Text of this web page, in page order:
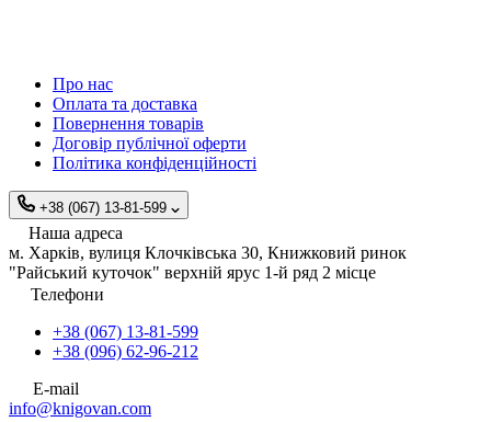
Про нас
Оплата та доставка
Повернення товарів
Договір публічної оферти
Політика конфіденційності
+38 (067) 13-81-599
Наша адреса
м. Харків, вулиця Клочківська 30, Книжковий ринок
"Райський куточок" верхній ярус 1-й ряд 2 місце
Телефони
+38 (067) 13-81-599
+38 (096) 62-96-212
E-mail
info@knigovan.com